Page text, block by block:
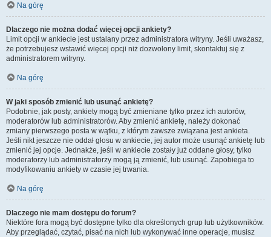
Na górę
Dlaczego nie można dodać więcej opcji ankiety?
Limit opcji w ankiecie jest ustalany przez administratora witryny. Jeśli uważasz,
że potrzebujesz wstawić więcej opcji niż dozwolony limit, skontaktuj się z
administratorem witryny.
Na górę
W jaki sposób zmienić lub usunąć ankietę?
Podobnie, jak posty, ankiety mogą być zmieniane tylko przez ich autorów,
moderatorów lub administratorów. Aby zmienić ankietę, należy dokonać
zmiany pierwszego posta w wątku, z którym zawsze związana jest ankieta.
Jeśli nikt jeszcze nie oddał głosu w ankiecie, jej autor może usunąć ankietę lub
zmienić jej opcje. Jednakże, jeśli w ankiecie zostały już oddane głosy, tylko
moderatorzy lub administratorzy mogą ją zmienić, lub usunąć. Zapobiega to
modyfikowaniu ankiety w czasie jej trwania.
Na górę
Dlaczego nie mam dostępu do forum?
Niektóre fora mogą być dostępne tylko dla określonych grup lub użytkowników.
Aby przeglądać, czytać, pisać na nich lub wykonywać inne operacje, musisz